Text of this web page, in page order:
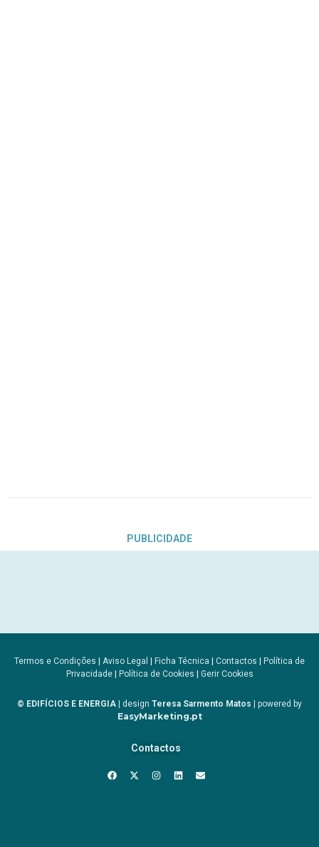
PUBLICIDADE
Termos e Condições | Aviso Legal | Ficha Técnica | Contactos | Política de
Privacidade| Política de Cookies | Gerir Cookies
© EDIFÍCIOS E ENERGIA | design Teresa Sarmento Matos | powered by
EasyMarketing.pt
Contactos